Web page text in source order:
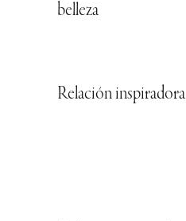
belleza
Relación inspiradora